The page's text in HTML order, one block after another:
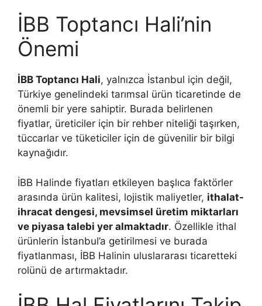
İBB Toptancı Hali’nin
Önemi
İBB Toptancı Hali, yalnızca İstanbul için değil,
Türkiye genelindeki tarımsal ürün ticaretinde de
önemli bir yere sahiptir. Burada belirlenen
fiyatlar, üreticiler için bir rehber niteliği taşırken,
tüccarlar ve tüketiciler için de güvenilir bir bilgi
kaynağıdır.
İBB Halinde fiyatları etkileyen başlıca faktörler
arasında ürün kalitesi, lojistik maliyetler, ithalat-
ihracat dengesi, mevsimsel üretim miktarları
ve piyasa talebi yer almaktadır. Özellikle ithal
ürünlerin İstanbul’a getirilmesi ve burada
fiyatlanması, İBB Halinin uluslararası ticaretteki
rolünü de artırmaktadır.